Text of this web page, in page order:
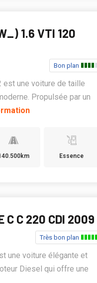
1.6 VTI 120
Bon plan
est une voiture de taille
Propulsée par un
Essence
C C 220 CDI 2009
Très bon plan
une voiture élégante et
Diesel qui offre une